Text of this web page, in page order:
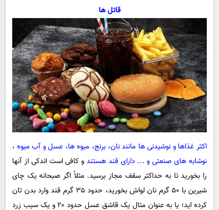
قاتل ها
اکثر غذاها و نوشیدنی ها مانند نان، برنج، میوه ها، عسل و آب میوه ،
نوشابه های صنعتی و ... دارای قند هستندو کافی است اندکی از آنها
را بخورید تا به حداکثر سقف مجاز برسید. مثلاً اگر صبحانه یک چای
شیرین با 50 گرم نان لواش بخورید، حدود 35 گرم قند وارد بدن تان
کرده اید؛ یا به عنوان مثال یک قاشق عسل حدود 20 و یک سیب زرد